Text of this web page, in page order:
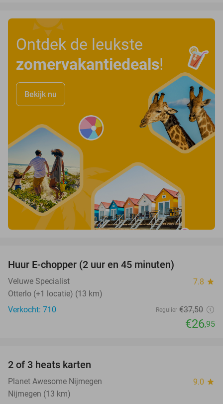
Ontdek de leukste
zomervakantiedeals!
Bekijk nu
Huur E-chopper (2 uur en 45 minuten)
Veluwe Specialist 7.8 star
Otterlo (+1 locatie) (13 km)
Verkocht: 710
Regulier €37,50
€26,95
2 of 3 heats karten
Planet Awesome Nijmegen 9.0 star
Nijmegen (13 km)